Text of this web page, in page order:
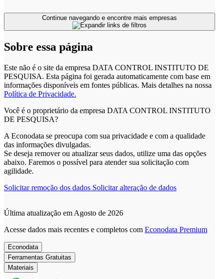
Sobre essa página
Este não é o site da empresa DATA CONTROL INSTITUTO DE
PESQUISA. Esta página foi gerada automaticamente com base em
informações disponíveis em fontes públicas. Mais detalhes na nossa
Política de Privacidade.
Você é o proprietário da empresa DATA CONTROL INSTITUTO
DE PESQUISA?
A Econodata se preocupa com sua privacidade e com a qualidade
das informações divulgadas.
Se deseja remover ou atualizar seus dados, utilize uma das opções
abaixo. Faremos o possível para atender sua solicitação com
agilidade.
Solicitar remoção dos dados Solicitar alteração de dados
Última atualização em Agosto de 2026
Acesse dados mais recentes e completos com Econodata Premium
Econodata
Ferramentas Gratuitas
Materiais